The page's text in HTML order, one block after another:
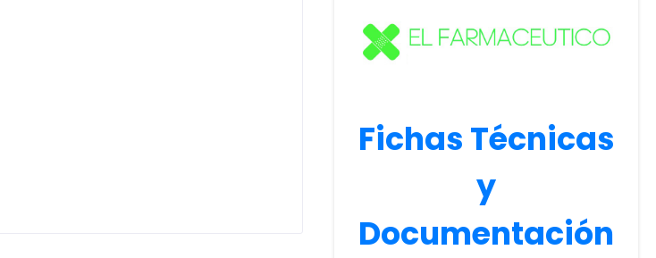
Fichas Técnicas
y
Documentación